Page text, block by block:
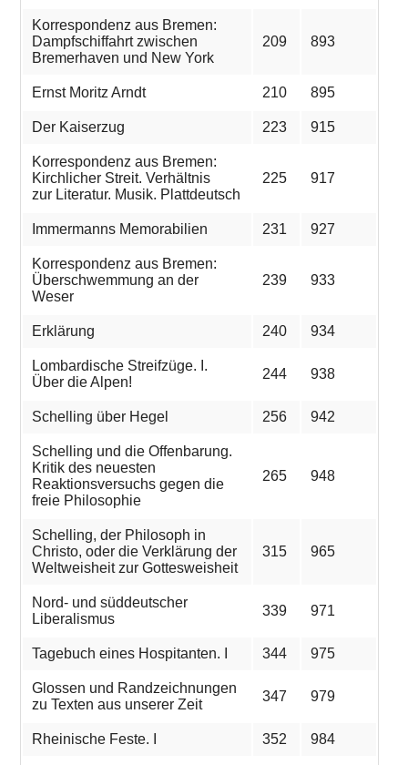
Korrespondenz aus Bremen:
Dampfschiffahrt zwischen
Bremerhaven und New York
209 893
Ernst Moritz Arndt 210 895
Der Kaiserzug 223 915
Korrespondenz aus Bremen:
Kirchlicher Streit. Verhältnis
zur Literatur. Musik. Plattdeutsch
225 917
Immermanns Memorabilien 231 927
Korrespondenz aus Bremen:
Überschwemmung an der
Weser
239 933
Erklärung 240 934
Lombardische Streifzüge. I.
Über die Alpen!
244 938
Schelling über Hegel 256 942
Schelling und die Offenbarung.
Kritik des neuesten
Reaktionsversuchs gegen die
freie Philosophie
265 948
Schelling, der Philosoph in
Christo, oder die Verklärung der
Weltweisheit zur Gottesweisheit
315 965
Nord- und süddeutscher
Liberalismus
339 971
Tagebuch eines Hospitanten. I 344 975
Glossen und Randzeichnungen
zu Texten aus unserer Zeit
347 979
Rheinische Feste. I 352 984